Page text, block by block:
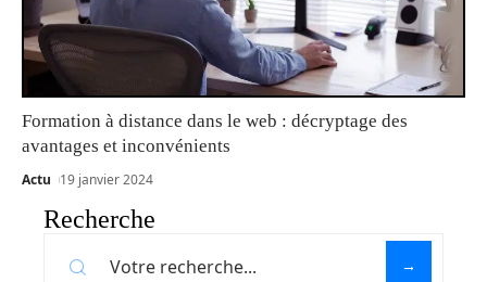
Formation à distance dans le web : décryptage des
avantages et inconvénients
Actu 19 janvier 2024
Recherche